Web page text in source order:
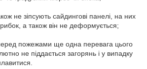
не зіпсують сайдингові панелі, на них
а також він не деформується;
перед пожежами ще одна перевага цього
не піддається загорянь і у випадку